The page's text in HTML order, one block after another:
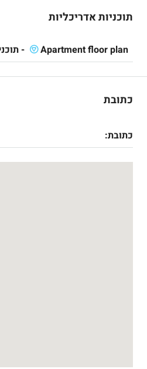
תוכניות אדריכליות
Apartment floor plan - תוכנית אדריכלית
כתובת
כתובת: